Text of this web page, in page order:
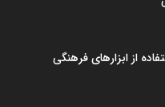
از ابزارهای فرهنگی